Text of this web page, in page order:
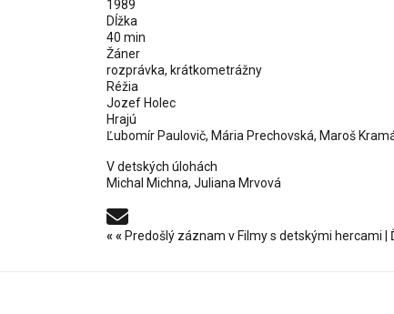
1989
Dĺžka
40 min
Žáner
rozprávka, krátkometrážny
Réžia
Jozef Holec
Hrajú
Ľubomír Paulovič, Mária Prechovská, Maroš
V detských úlohách
Michal Michna, Juliana Mrvová
«« Predošlý záznam v Filmy s detskými hercami